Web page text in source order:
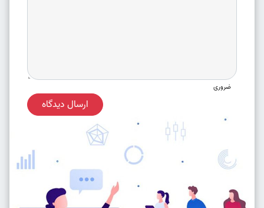
ضروری
ارسال دیدگاه